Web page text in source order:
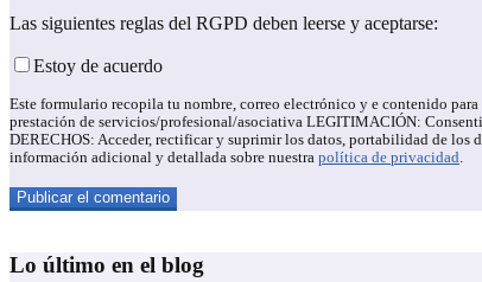
Las siguientes reglas del RGPD deben leerse y aceptarse:
Estoy de acuerdo
Este formulario recopila tu nombre, correo electrónico y e contenido
prestación de servicios/profesional/asociativa LEGITIMACIÓN:
DERECHOS: Acceder, rectificar y suprimir los datos, portabilidad de
información adicional y detallada sobre nuestra política de privacidad.
Lo último en el blog